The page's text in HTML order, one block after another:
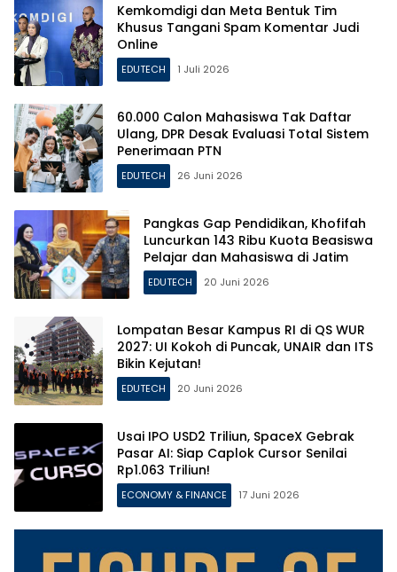
Kemkomdigi dan Meta Bentuk Tim
Khusus Tangani Spam Komentar Judi
Online
EDUTECH 1 Juli 2026
60.000 Calon Mahasiswa Tak Daftar
Ulang, DPR Desak Evaluasi Total Sistem
Penerimaan PTN
EDUTECH 26 Juni 2026
Pangkas Gap Pendidikan, Khofifah
Luncurkan 143 Ribu Kuota Beasiswa
Pelajar dan Mahasiswa di Jatim
EDUTECH 20 Juni 2026
Lompatan Besar Kampus RI di QS WUR
2027: UI Kokoh di Puncak, UNAIR dan ITS
Bikin Kejutan!
EDUTECH 20 Juni 2026
Usai IPO USD2 Triliun, SpaceX Gebrak
Pasar AI: Siap Caplok Cursor Senilai
Rp1.063 Triliun!
ECONOMY & FINANCE 17 Juni 2026